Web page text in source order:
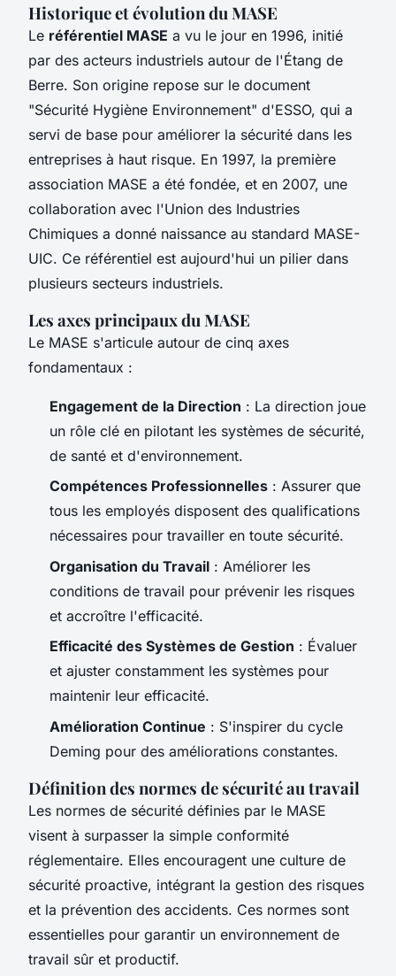
Historique et évolution du MASE
Le référentiel MASE a vu le jour en 1996, initié
par des acteurs industriels autour de l'Étang de
Berre. Son origine repose sur le document
"Sécurité Hygiène Environnement" d'ESSO, qui a
servi de base pour améliorer la sécurité dans les
entreprises à haut risque. En 1997, la première
association MASE a été fondée, et en 2007, une
collaboration avec l'Union des Industries
Chimiques a donné naissance au standard MASE-
UIC. Ce référentiel est aujourd'hui un pilier dans
plusieurs secteurs industriels.
Les axes principaux du MASE
Le MASE s'articule autour de cinq axes
fondamentaux :
Engagement de la Direction : La direction joue
un rôle clé en pilotant les systèmes de sécurité,
de santé et d'environnement.
Compétences Professionnelles : Assurer que
tous les employés disposent des qualifications
nécessaires pour travailler en toute sécurité.
Organisation du Travail : Améliorer les
conditions de travail pour prévenir les risques
et accroître l'efficacité.
Efficacité des Systèmes de Gestion : Évaluer
et ajuster constamment les systèmes pour
maintenir leur efficacité.
Amélioration Continue : S'inspirer du cycle
Deming pour des améliorations constantes.
Définition des normes de sécurité au travail
Les normes de sécurité définies par le MASE
visent à surpasser la simple conformité
réglementaire. Elles encouragent une culture de
sécurité proactive, intégrant la gestion des risques
et la prévention des accidents. Ces normes sont
essentielles pour garantir un environnement de
travail sûr et productif.